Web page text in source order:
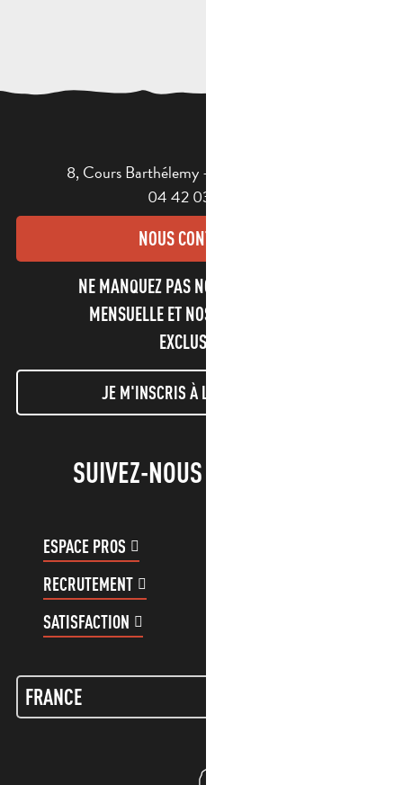
8, Cours Barthélemy - 13400 AUBAGNE
04 42 03 49 98
NOUS CONTACTER
NE MANQUEZ PAS NOTRE NEWSLETTER
MENSUELLE ET NOS INFORMATIONS
EXCLUSIVES !
JE M'INSCRIS À LA NEWSLETTER
SUIVEZ-NOUS !
ESPACE PROS
RECRUTEMENT
SATISFACTION